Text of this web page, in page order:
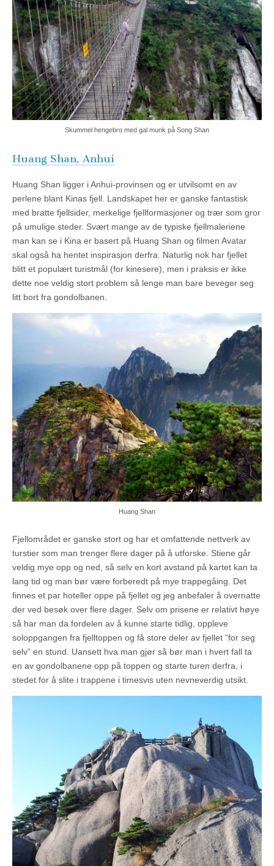
Skummel hengebro med gal munk på Song Shan
Huang Shan, Anhui
Huang Shan ligger i Anhui-provinsen og er utvilsomt en av
perlene blant Kinas fjell. Landskapet her er ganske fantastisk
med bratte fjellsider, merkelige fjellformasjoner og trær som gror
på umulige steder. Svært mange av de typiske fjellmaleriene
man kan se i Kina er basert på Huang Shan og filmen Avatar
skal også ha hentet inspirasjon derfra. Naturlig nok har fjellet
blitt et populært turistmål (for kinesere), men i praksis er ikke
dette noe veldig stort problem så lenge man bare beveger seg
litt bort fra gondolbanen.
Huang Shan
Fjellområdet er ganske stort og har et omfattende nettverk av
turstier som man trenger flere dager på å utforske. Stiene går
veldig mye opp og ned, så selv en kort avstand på kartet kan ta
lang tid og man bør være forberedt på mye trappegåing. Det
finnes et par hoteller oppe på fjellet og jeg anbefaler å overnatte
der ved besøk over flere dager. Selv om prisene er relativt høye
så har man da fordelen av å kunne starte tidlig, oppleve
soloppgangen fra fjelltoppen og få store deler av fjellet “for seg
selv” en stund. Uansett hva man gjør så bør man i hvert fall ta
en av gondolbanene opp på toppen og starte turen derfra, i
stedet for å slite i trappene i timesvis uten nevneverdig utsikt.